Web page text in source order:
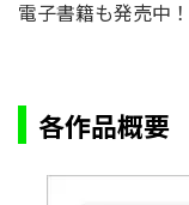
電子書籍も発売中！
各作品概要